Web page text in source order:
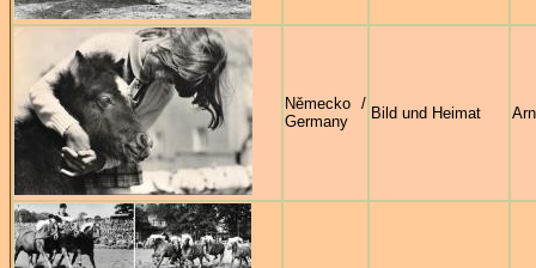
Německo /
Germany
Bild und Heimat